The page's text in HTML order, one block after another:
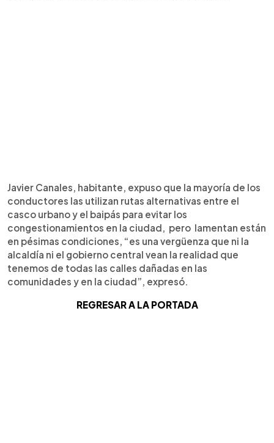
Javier Canales, habitante, expuso que la mayoría de los
conductores las utilizan rutas alternativas entre el
casco urbano y el baipás para evitar los
congestionamientos en la ciudad, pero lamentan están
en pésimas condiciones, “es una vergüenza que ni la
alcaldía ni el gobierno central vean la realidad que
tenemos de todas las calles dañadas en las
comunidades y en la ciudad”, expresó.
REGRESAR A LA PORTADA